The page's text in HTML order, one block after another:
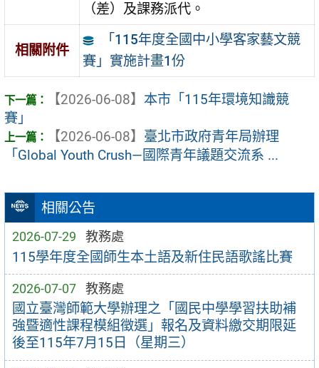
相關公告
2026-07-29 教務處
115學年度全國師生本土語及新住民語歌謠比賽
2026-07-07 教務處
國立臺灣師範大學辦理之「國民中學學習扶助補
強暨適性課程模組徵選」報名及資料繳交期限延
後至115年7月15日（星期三）
（差）及課務派代。
相關附件
「115年度全國中小學客家藝文競
賽」實施計畫1份
【2026-06-08】 本市「115年環境知識競
賽」
【2026-06-08】 臺北市政府青年局辦理
「Global Youth Crush—國際青年議題交流系 ...